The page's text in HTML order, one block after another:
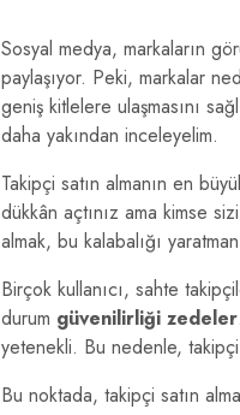
Sosyal medya, markaların
paylaşıyor. Peki, markalar
geniş kitlelere ulaşmasını
daha yakından inceleyelim.
Takipçi satın almanın en
dükkân açtınız ama kimse
almak, bu kalabalığı
Birçok kullanıcı, sahte
durum güvenilirliği zedeler
yetenekli. Bu nedenle,
Bu noktada, takipçi satın